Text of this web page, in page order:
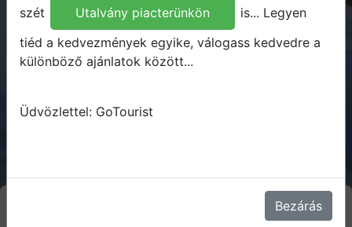
szét
Utalvány piacterünkön is... Legyen
tiéd a kedvezmények egyike, válogass kedvedre a
különböző ajánlatok között...
Üdvözlettel: GoTourist
Bezárás